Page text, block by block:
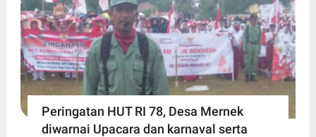
Peringatan HUT RI 78, Desa Mernek
diwarnai Upacara dan karnaval serta